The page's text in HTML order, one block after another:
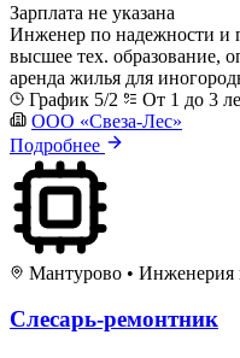
Зарплата не указана
Инженер по надежности и
высшее тех. образование,
аренда жилья для
График 5/2
От 1 до 3
ООО «Свеза-Лес»
Подробнее
Мантурово • Инженерия
Слесарь-ремонтник